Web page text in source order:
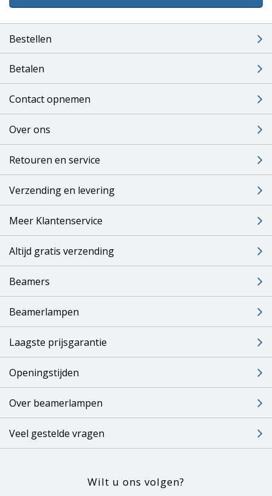
Bestellen
Betalen
Contact opnemen
Over ons
Retouren en service
Verzending en levering
Meer Klantenservice
Altijd gratis verzending
Beamers
Beamerlampen
Laagste prijsgarantie
Openingstijden
Over beamerlampen
Veel gestelde vragen
Wilt u ons volgen?